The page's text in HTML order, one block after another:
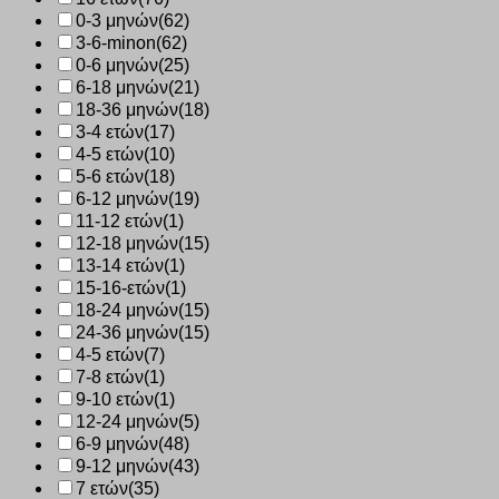
0-3 μηνών(62)
3-6-minon(62)
0-6 μηνών(25)
6-18 μηνών(21)
18-36 μηνών(18)
3-4 ετών(17)
4-5 ετών(10)
5-6 ετών(18)
6-12 μηνών(19)
11-12 ετών(1)
12-18 μηνών(15)
13-14 ετών(1)
15-16-ετών(1)
18-24 μηνών(15)
24-36 μηνών(15)
4-5 ετών(7)
7-8 ετών(1)
9-10 ετών(1)
12-24 μηνών(5)
6-9 μηνών(48)
9-12 μηνών(43)
7 ετών(35)